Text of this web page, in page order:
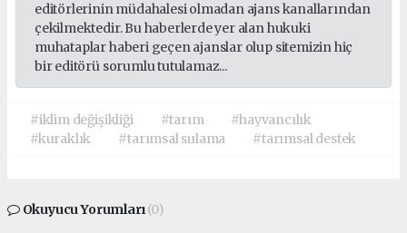
editörlerinin müdahalesi olmadan ajans kanallarından
çekilmektedir. Bu haberlerde yer alan hukuki
muhataplar haberi geçen ajanslar olup sitemizin hiç
bir editörü sorumlu tutulamaz...
#iklim değişikliği #tarım
#hayvancılık
#kuraklık
#tarımsal sulama #tarımsal destek
Okuyucu Yorumları(0)